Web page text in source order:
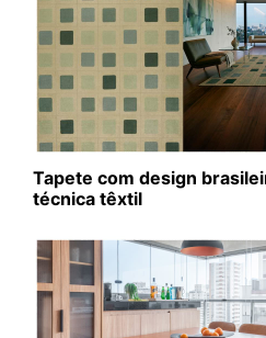
Tapete com design
técnica têxtil